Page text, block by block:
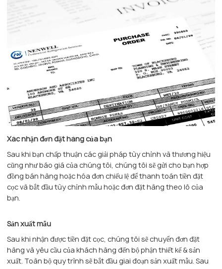
Xác nhận đơn đặt hàng của bạn
Sau khi bạn chấp thuận các giải pháp tùy chỉnh và thương hiệu
cũng như báo giá của chúng tôi, chúng tôi sẽ gửi cho bạn hợp
đồng bán hàng hoặc hóa đơn chiếu lệ để thanh toán tiền đặt
cọc và bắt đầu tùy chỉnh mẫu hoặc đơn đặt hàng theo lô của
bạn.
Sản xuất mẫu
Sau khi nhận được tiền đặt cọc, chúng tôi sẽ chuyển đơn đặt
hàng và yêu cầu của khách hàng đến bộ phận thiết kế & sản
xuất. Toàn bộ quy trình sẽ bắt đầu giai đoạn sản xuất mẫu. Sau